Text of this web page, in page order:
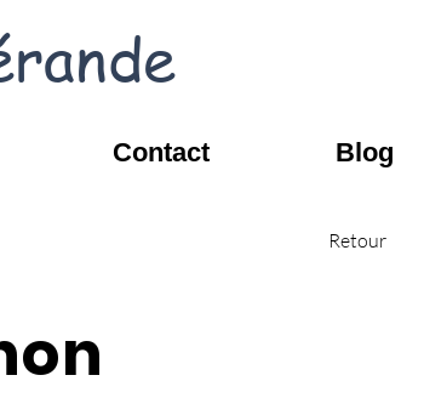
Contact Blog
Retour